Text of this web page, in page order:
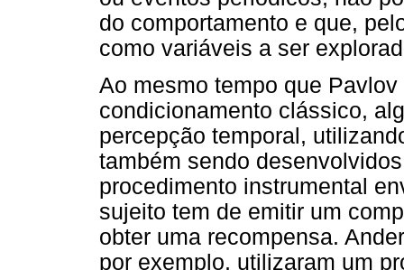
do comportamento e que,
como variáveis a ser
Ao mesmo tempo que
condicionamento clássico,
percepção temporal,
também sendo
procedimento instrumental
sujeito tem de emitir um
obter uma recompensa.
por exemplo, utilizaram um